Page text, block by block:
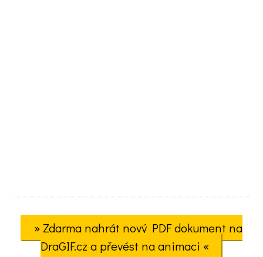
» Zdarma nahrát nový PDF dokument na
DraGIF.cz a převést na animaci «